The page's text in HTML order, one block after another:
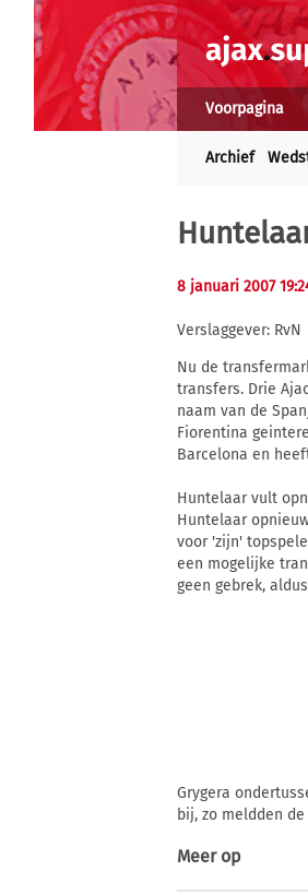
Voorpagina
Archief
8 januari 2007
Verslaggever: RvN
Nu de
transfers. Drie
naam van de
Fiorentina
Barcelona en
Huntelaar vult
Huntelaar
voor 'zijn'
een mogelijke
geen gebrek,
Grygera
bij, zo meldden
Meer op